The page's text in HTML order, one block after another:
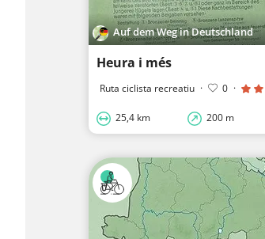
Auf dem Weg in Deutschland
Heura i més
Ruta ciclista recreatiu · 0 ·
25,4 km 200 m